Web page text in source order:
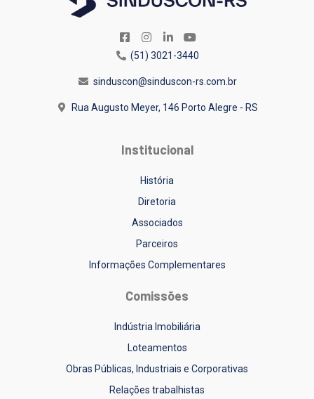
(51) 3021-3440
sinduscon@sinduscon-rs.com.br
Rua Augusto Meyer, 146 Porto Alegre - RS
Institucional
História
Diretoria
Associados
Parceiros
Informações Complementares
Comissões
Indústria Imobiliária
Loteamentos
Obras Públicas, Industriais e Corporativas
Relações trabalhistas